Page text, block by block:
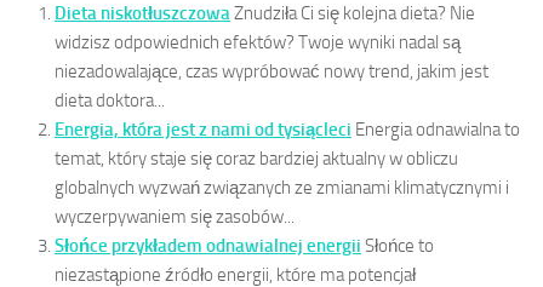
Dieta niskotłuszczowaZnudziła Ci się kolejna dieta? Nie
widzisz odpowiednich efektów? Twoje wyniki nadal są
niezadowalające, czas wypróbować nowy trend, jakim jest
dieta doktora...
Energia, która jest z nami od tysiącleci Energia odnawialna to
temat, który staje się coraz bardziej aktualny w obliczu
globalnych wyzwań związanych ze zmianami klimatycznymi i
wyczerpywaniem się zasobów...
Słońce przykładem odnawialnej energii Słońce to
niezastąpione źródło energii, które ma potencjał